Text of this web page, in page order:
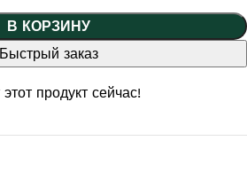
В КОРЗИНУ
Быстрый заказ
продукт сейчас!